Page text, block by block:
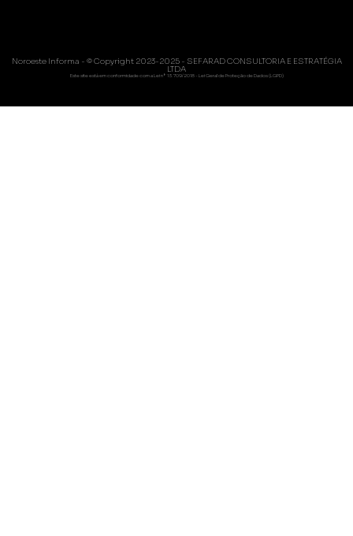
Noroeste Informa - © Copyright 2023-2025 - SEFARAD CONSULTORIA E ESTRATÉGIA
LTDA
Este site está em conformidade com a Lei nº 13.709/2018 - Lei Geral de Proteção de Dados (LGPD)